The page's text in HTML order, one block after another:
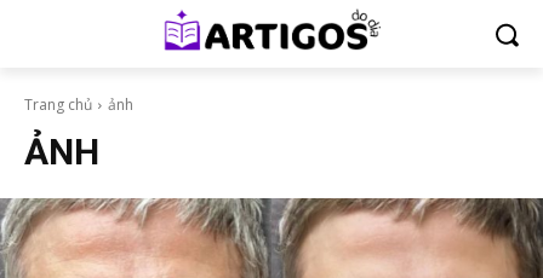
Trang chủ ảnh
ẢNH